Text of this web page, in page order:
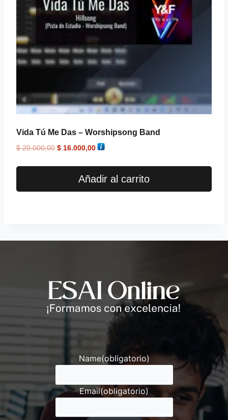
Vida Tú Me Das – Worshipsong Band
$20.000,00 $ 16.000,00
Añadir al carrito
Name(obligatorio)
Email(obligatorio)